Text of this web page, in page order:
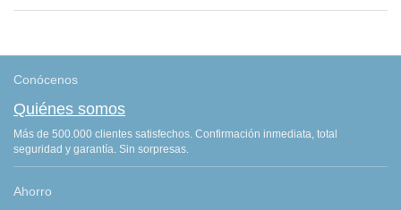
Conócenos
Quiénes somos
Más de 500.000 clientes satisfechos. Confirmación inmediata, total
seguridad y garantía. Sin sorpresas.
Ahorro